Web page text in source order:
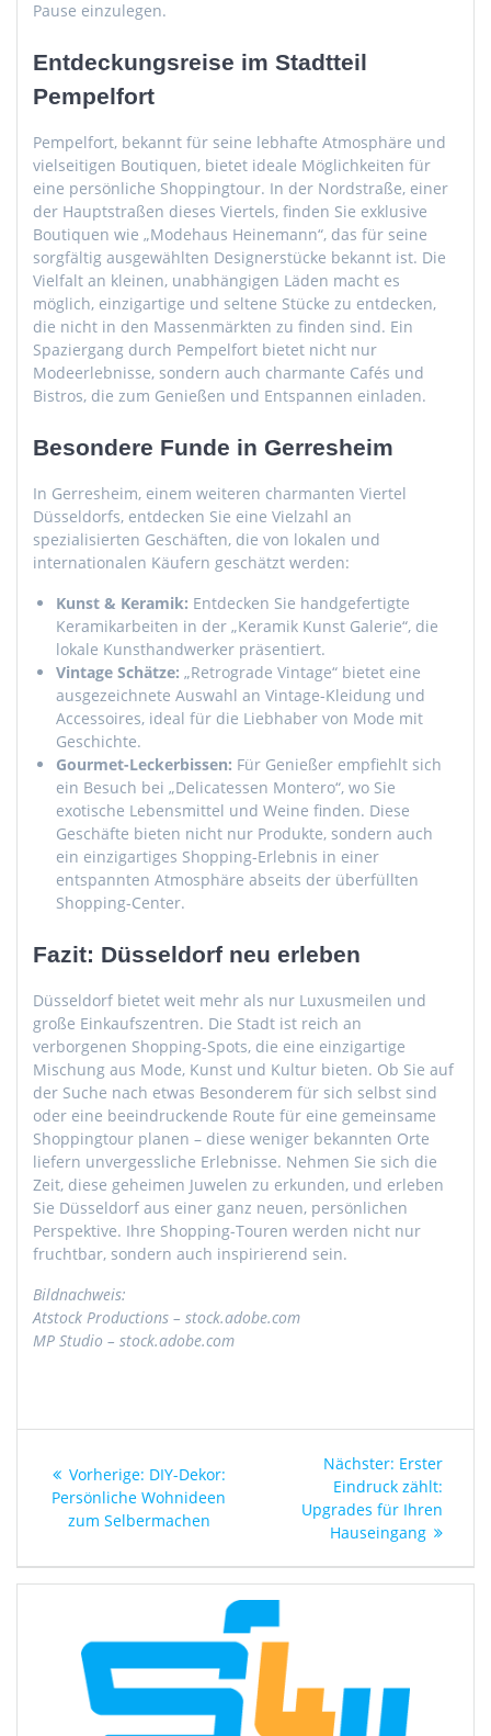
Pause einzulegen.
Entdeckungsreise im Stadtteil
Pempelfort
Pempelfort, bekannt für seine lebhafte Atmosphäre und
vielseitigen Boutiquen, bietet ideale Möglichkeiten für
eine persönliche Shoppingtour. In der Nordstraße, einer
der Hauptstraßen dieses Viertels, finden Sie exklusive
Boutiquen wie „Modehaus Heinemann“, das für seine
sorgfältig ausgewählten Designerstücke bekannt ist. Die
Vielfalt an kleinen, unabhängigen Läden macht es
möglich, einzigartige und seltene Stücke zu entdecken,
die nicht in den Massenmärkten zu finden sind. Ein
Spaziergang durch Pempelfort bietet nicht nur
Modeerlebnisse, sondern auch charmante Cafés und
Bistros, die zum Genießen und Entspannen einladen.
Besondere Funde in Gerresheim
In Gerresheim, einem weiteren charmanten Viertel
Düsseldorfs, entdecken Sie eine Vielzahl an
spezialisierten Geschäften, die von lokalen und
internationalen Käufern geschätzt werden:
Kunst & Keramik: Entdecken Sie handgefertigte
Keramikarbeiten in der „Keramik Kunst Galerie“, die
lokale Kunsthandwerker präsentiert.
Vintage Schätze: „Retrograde Vintage“ bietet eine
ausgezeichnete Auswahl an Vintage-Kleidung und
Accessoires, ideal für die Liebhaber von Mode mit
Geschichte.
Gourmet-Leckerbissen: Für Genießer empfiehlt sich
ein Besuch bei „Delicatessen Montero“, wo Sie
exotische Lebensmittel und Weine finden. Diese
Geschäfte bieten nicht nur Produkte, sondern auch
ein einzigartiges Shopping-Erlebnis in einer
entspannten Atmosphäre abseits der überfüllten
Shopping-Center.
Fazit: Düsseldorf neu erleben
Düsseldorf bietet weit mehr als nur Luxusmeilen und
große Einkaufszentren. Die Stadt ist reich an
verborgenen Shopping-Spots, die eine einzigartige
Mischung aus Mode, Kunst und Kultur bieten. Ob Sie auf
der Suche nach etwas Besonderem für sich selbst sind
oder eine beeindruckende Route für eine gemeinsame
Shoppingtour planen – diese weniger bekannten Orte
liefern unvergessliche Erlebnisse. Nehmen Sie sich die
Zeit, diese geheimen Juwelen zu erkunden, und erleben
Sie Düsseldorf aus einer ganz neuen, persönlichen
Perspektive. Ihre Shopping-Touren werden nicht nur
fruchtbar, sondern auch inspirierend sein.
Bildnachweis:
Atstock Productions – stock.adobe.com
MP Studio – stock.adobe.com
Beitragsnavigation
Vorherige: Vorheriger
Beitrag:
DIY-Dekor:
Persönliche Wohnideen
zum Selbermachen
Nächster: Nächster
Beitrag:
Erster
Eindruck zählt:
Upgrades für Ihren
Hauseingang